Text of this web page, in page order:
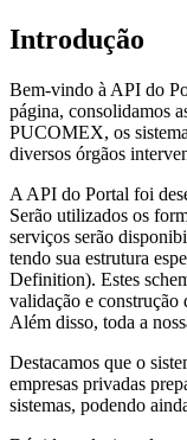
Introdução
Bem-vindo à API do
página, consolidamos
PUCOMEX, os
diversos órgãos
A API do Portal foi
Serão utilizados os
serviços serão
tendo sua estrutura
Definition). Estes
validação e construção
Além disso, toda a
Destacamos que o
empresas privadas
sistemas, podendo